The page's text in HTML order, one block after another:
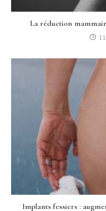
La réduction
Implants fessiers :